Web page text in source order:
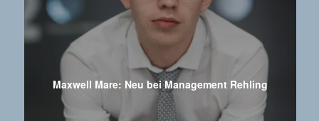
Maxwell Mare: Neu bei Management Rehling